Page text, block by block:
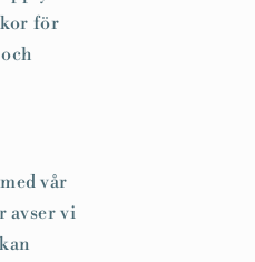
för
vår
avser vi